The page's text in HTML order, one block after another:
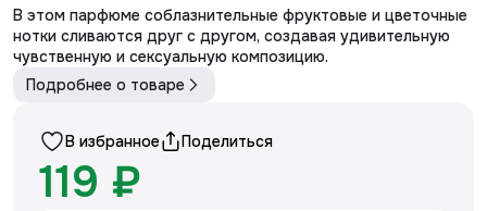
В этом парфюме соблазнительные фруктовые и цветочные
нотки сливаются друг с другом, создавая удивительную
чувственную и сексуальную композицию.
Подробнее о товаре
В избранное Поделиться
119 ₽